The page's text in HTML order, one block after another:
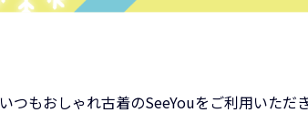
いつもおしゃれ古着のSeeYouをご利用いただ